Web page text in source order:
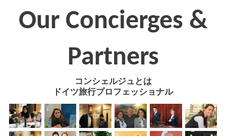
Our Concierges &
Partners
コンシェルジュとは
ドイツ旅行プロフェッショナル